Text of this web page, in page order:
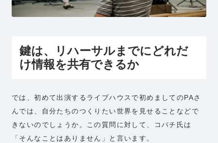
鍵は、リハーサルまでにどれだ
け情報を共有できるか
では、初めて出演するライブハウスで初めましてのPAさ
んでは、自分たちのつくりたい世界を見せることなどで
きないのでしょうか。この質問に対して、コバチ氏は
「そんなことはありません」と言います。